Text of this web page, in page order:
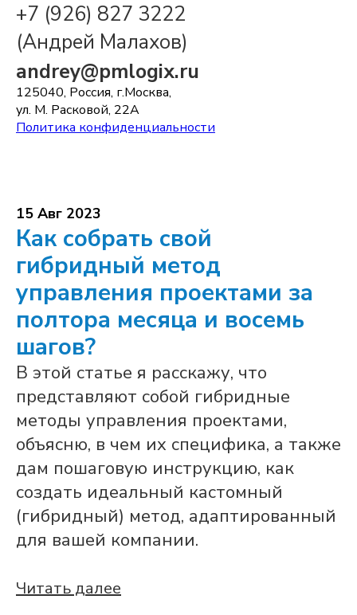
+7 (926) 827 3222
(Андрей Малахов)
andrey@pmlogix.ru
125040, Россия, г.Москва,
ул. М. Расковой, 22А
Политика конфиденциальности
15 Авг 2023
Как собрать свой
гибридный метод
управления проектами за
полтора месяца и восемь
шагов?
В этой статье я расскажу, что
представляют собой гибридные
методы управления проектами,
объясню, в чем их специфика, а также
дам пошаговую инструкцию, как
создать идеальный кастомный
(гибридный) метод, адаптированный
для вашей компании.
Читать далее